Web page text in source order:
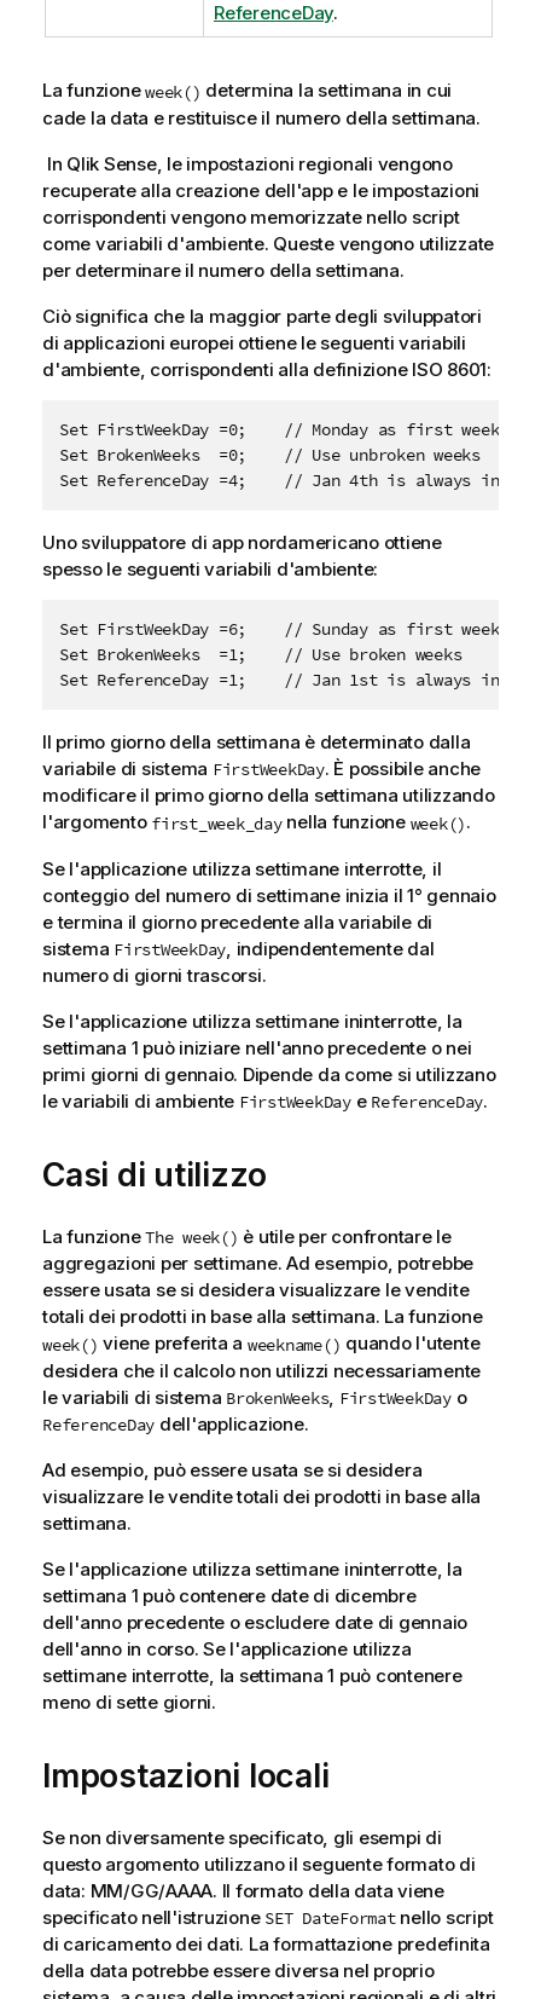
ReferenceDay.
La funzioneweek() determina la settimana in cui
cade la data e restituisce il numero della settimana.
In Qlik Sense, le impostazioni regionali vengono
recuperate alla creazione dell'app e le impostazioni
corrispondenti vengono memorizzate nello script
come variabili d'ambiente. Queste vengono utilizzate
per determinare il numero della settimana.
Ciò significa che la maggior parte degli sviluppatori
di applicazioni europei ottiene le seguenti variabili
d'ambiente, corrispondenti alla definizione ISO 8601:
Set FirstWeekDay =0;    // Monday as first week day
Set BrokenWeeks  =0;    // Use unbroken weeks
Set ReferenceDay =4;    // Jan 4th is always in
Uno sviluppatore di app nordamericano ottiene
spesso le seguenti variabili d'ambiente:
Set FirstWeekDay =6;    // Sunday as first week day
Set BrokenWeeks  =1;    // Use broken weeks
Set ReferenceDay =1;    // Jan 1st is always in
Il primo giorno della settimana è determinato dalla
variabile di sistema FirstWeekDay. È possibile anche
modificare il primo giorno della settimana utilizzando
l'argomento first_week_daynella funzione week().
Se l'applicazione utilizza settimane interrotte, il
conteggio del numero di settimane inizia il 1° gennaio
e termina il giorno precedente alla variabile di
sistema FirstWeekDay , indipendentemente dal
numero di giorni trascorsi.
Se l'applicazione utilizza settimane ininterrotte, la
settimana 1 può iniziare nell'anno precedente o nei
primi giorni di gennaio. Dipende da come si utilizzano
le variabili di ambiente FirstWeekDaye ReferenceDay.
Casi di utilizzo
La funzioneThe week() è utile per confrontare le
aggregazioni per settimane. Ad esempio, potrebbe
essere usata se si desidera visualizzare le vendite
totali dei prodotti in base alla settimana. La funzione
week() viene preferita a weekname() quando l'utente
desidera che il calcolo non utilizzi necessariamente
le variabili di sistema BrokenWeeks, FirstWeekDayo
ReferenceDay dell'applicazione.
Ad esempio, può essere usata se si desidera
visualizzare le vendite totali dei prodotti in base alla
settimana.
Se l'applicazione utilizza settimane ininterrotte, la
settimana 1 può contenere date di dicembre
dell'anno precedente o escludere date di gennaio
dell'anno in corso. Se l'applicazione utilizza
settimane interrotte, la settimana 1 può contenere
meno di sette giorni.
Impostazioni locali
Se non diversamente specificato, gli esempi di
questo argomento utilizzano il seguente formato di
data: MM/GG/AAAA. Il formato della data viene
specificato nell'istruzione SET DateFormatnello script
di caricamento dei dati. La formattazione predefinita
della data potrebbe essere diversa nel proprio